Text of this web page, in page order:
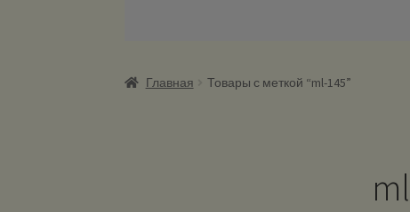
Главная Товары с меткой “ml-145”